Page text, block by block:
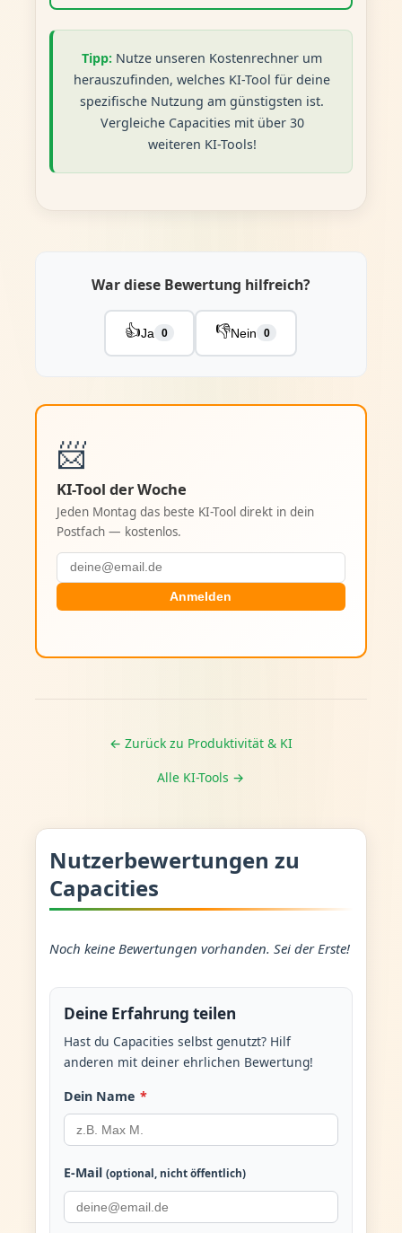
Tipp: Nutze unseren Kostenrechner um
herauszufinden, welches KI-Tool für deine
spezifische Nutzung am günstigsten ist.
Vergleiche Capacities mit über 30
weiteren KI-Tools!
War diese Bewertung hilfreich?
👍Ja 0 👎Nein 0
📨
KI-Tool der Woche
Jeden Montag das beste KI-Tool direkt in dein
Postfach — kostenlos.
Anmelden
← Zurück zu Produktivität & KI
Alle KI-Tools →
Nutzerbewertungen zu
Capacities
Noch keine Bewertungen vorhanden. Sei der Erste!
Deine Erfahrung teilen
Hast du Capacities selbst genutzt? Hilf
anderen mit deiner ehrlichen Bewertung!
Dein Name *
E-Mail (optional, nicht öffentlich)